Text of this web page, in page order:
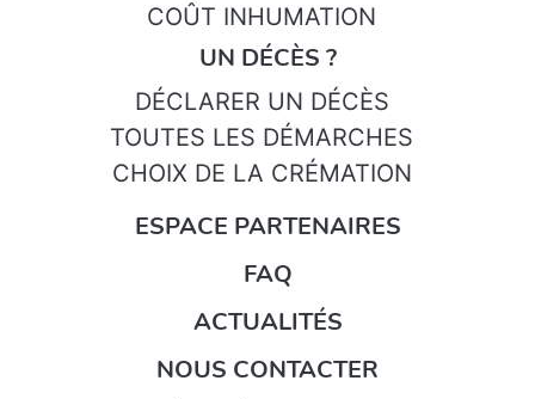
COÛT INHUMATION
UN DÉCÈS ?
DÉCLARER UN DÉCÈS
TOUTES LES DÉMARCHES
CHOIX DE LA CRÉMATION
ESPACE PARTENAIRES
FAQ
ACTUALITÉS
NOUS CONTACTER